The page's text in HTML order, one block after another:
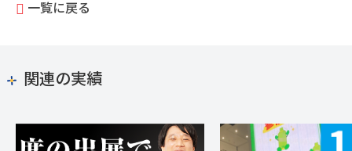
一覧に戻る
関連の実績